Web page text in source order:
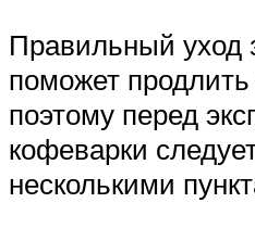
Правильный уход
поможет продлить
поэтому перед
кофеварки
несколькими